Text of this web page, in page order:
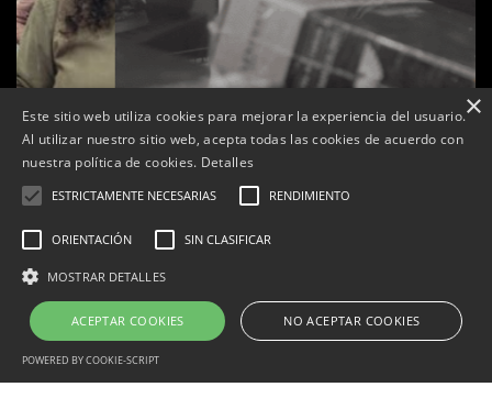
de referència de Warhammer a Lleida
Per Tàrrega Televisió 22, abril, 2026 - 08:10
×
Este sitio web utiliza cookies para mejorar la experiencia del usuario.
Al utilizar nuestro sitio web, acepta todas las cookies de acuerdo con
nuestra política de cookies. Detalles
ESTRICTAMENTE NECESARIAS RENDIMIENTO
ORIENTACIÓN SIN CLASIFICAR
MOSTRAR DETALLES
ACEPTAR COOKIES NO ACEPTAR COOKIES
POWERED BY COOKIE-SCRIPT